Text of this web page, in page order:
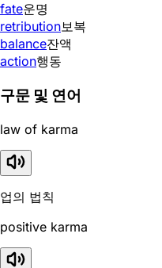
fate운명
retribution보복
balance잔액
action행동
구문 및 연어
law of karma
업의 법칙
positive karma